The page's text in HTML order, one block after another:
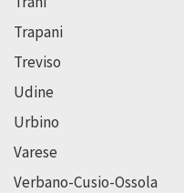
Trapani
Treviso
Udine
Urbino
Varese
Verbano-Cusio-Ossola